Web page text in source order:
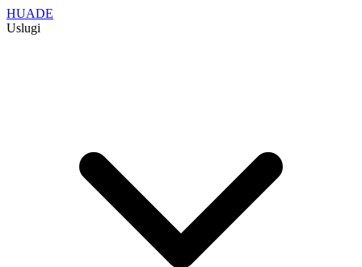
HUADE
Uslugi